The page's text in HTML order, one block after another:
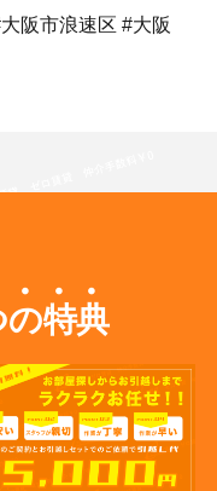
阪市浪速区 #大阪
の特典